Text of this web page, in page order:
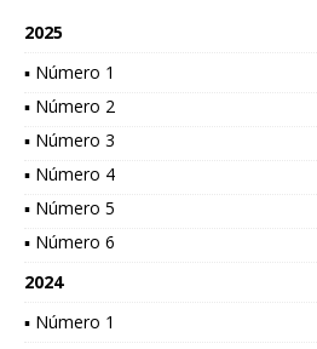
2025
▪ Número 1
▪ Número 2
▪ Número 3
▪ Número 4
▪ Número 5
▪ Número 6
2024
▪ Número 1